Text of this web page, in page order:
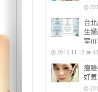
台
生
寧
2016-11-12
瘦
好